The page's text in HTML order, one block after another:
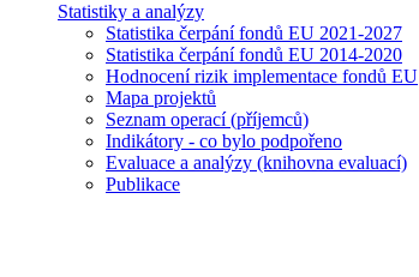
Statistiky a analýzy
Statistika čerpání fondů EU 2021-2027
Statistika čerpání fondů EU 2014-2020
Hodnocení rizik implementace fondů EU
Mapa projektů
Seznam operací (příjemců)
Indikátory - co bylo podpořeno
Evaluace a analýzy (knihovna evaluací)
Publikace